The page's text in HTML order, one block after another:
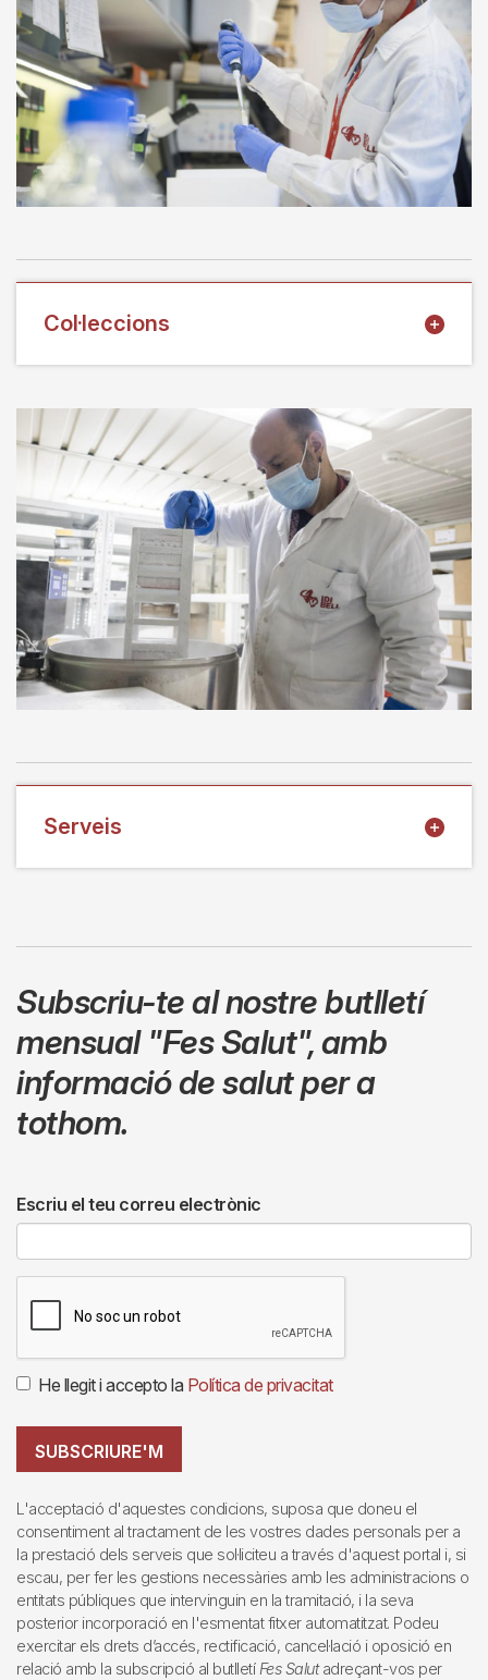
Col·leccions
Serveis
Subscriu-te al nostre butlletí
mensual "Fes Salut",amb
informació de salut per a
tothom.
Escriu el teu correu electrònic
He llegit i accepto la Política de privacitat
SUBSCRIURE'M
L'acceptació d'aquestes condicions, suposa que doneu el
consentiment al tractament de les vostres dades personals per a
la prestació dels serveis que sol·liciteu a través d'aquest portal i, si
escau, per fer les gestions necessàries amb les administracions o
entitats públiques que intervinguin en la tramitació, i la seva
posterior incorporació en l'esmentat fitxer automatitzat. Podeu
exercitar els drets d’accés, rectificació, cancel·lació i oposició en
relació amb la subscripció al butlletí Fes Salutadreçant-vos per